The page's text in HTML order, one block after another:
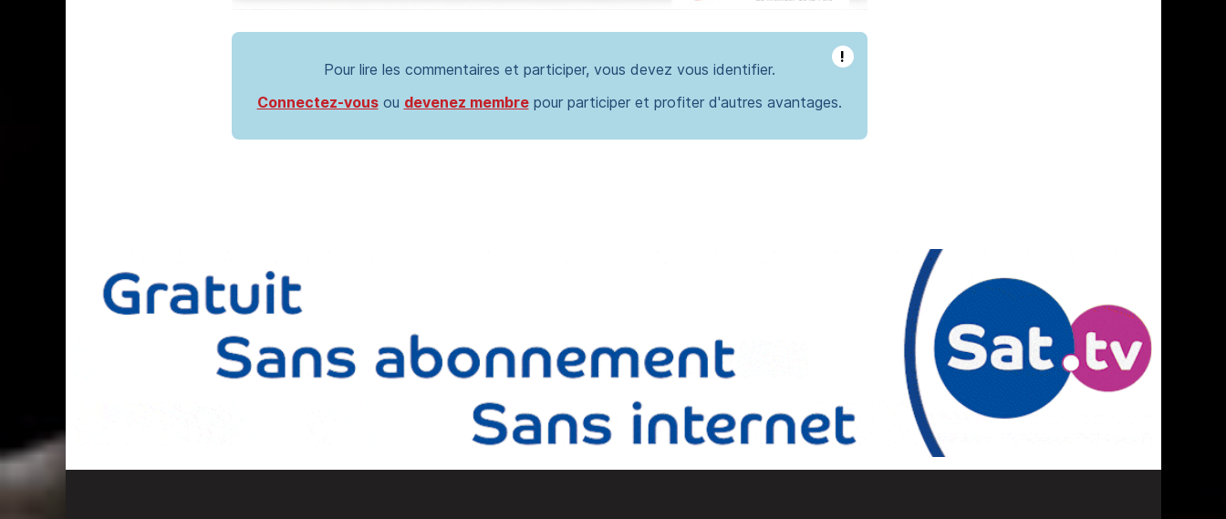
!
Pour lire les commentaires et participer, vous devez vous identifier.
Connectez-vousou devenez membrepour participer et profiter d'autres avantages.